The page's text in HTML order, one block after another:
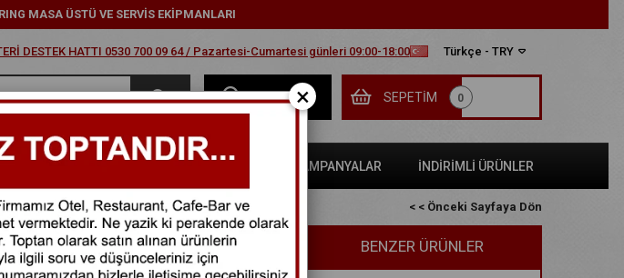
MASA ÜSTÜ VE SERVİS EKİPMANLARI
Türkçe - TRY
SEPETIM 0
DESTEK HATTI 0530 700 09 64 / Pazartesi-Cumartesi günleri 09:00-18:00
KARGOM NEREDE FIRSATLAR KAMPANYALAR İNDİRİMLİ ÜRÜNLER
< < Önceki Sayfaya Dön
Bıçak BENZER ÜRÜNLER
×